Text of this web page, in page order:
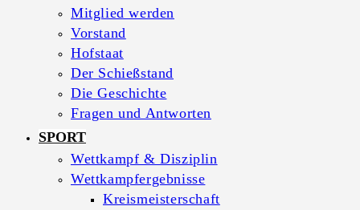
Mitglied werden
Vorstand
Hofstaat
Der Schießstand
Die Geschichte
Fragen und Antworten
SPORT
Wettkampf & Disziplin
Wettkampfergebnisse
Kreismeisterschaft